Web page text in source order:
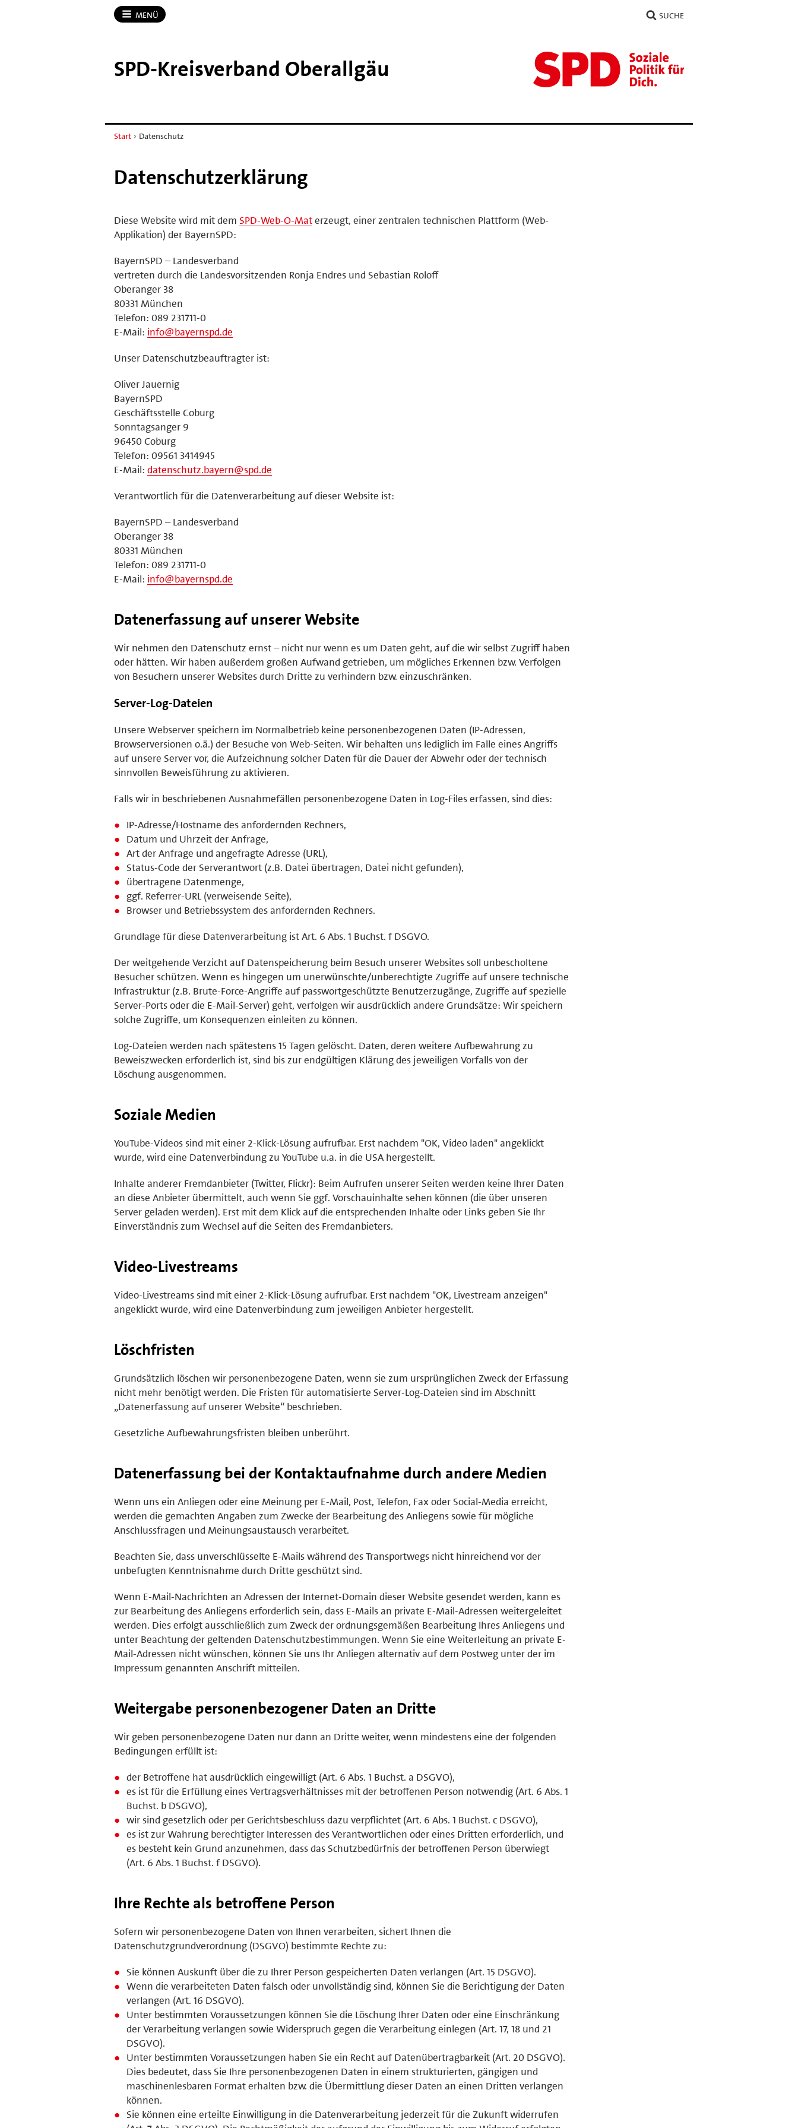
MENÜ SUCHE
SPD-​Kreisverband Oberallgäu
Start › Datenschutz
Datenschutzerklärung
Diese Website wird mit dem SPD-Web-O-Materzeugt, einer zentralen technischen Plattform (Web-
Applikation) der BayernSPD:
BayernSPD – Landesverband
vertreten durch die Landesvorsitzenden Ronja Endres und Sebastian Roloff
Oberanger 38
80331 München
Telefon: 089 231711-0
E-Mail: info@bayernspd.de
Unser Datenschutzbeauftragter ist:
Oliver Jauernig
BayernSPD
Geschäftsstelle Coburg
Sonntagsanger 9
96450 Coburg
Telefon: 09561 3414945
E-Mail: datenschutz.bayern@spd.de
Verantwortlich für die Datenverarbeitung auf dieser Website ist:
BayernSPD – Landesverband
Oberanger 38
80331 München
Telefon: 089 231711-0
E-Mail: info@bayernspd.de
Datenerfassung auf unserer Website
Wir nehmen den Datenschutz ernst – nicht nur wenn es um Daten geht, auf die wir selbst Zugriff haben
oder hätten. Wir haben außerdem großen Aufwand getrieben, um mögliches Erkennen bzw. Verfolgen
von Besuchern unserer Websites durch Dritte zu verhindern bzw. einzuschränken.
Server-Log-Dateien
Unsere Webserver speichern im Normalbetrieb keine personenbezogenen Daten (IP-Adressen,
Browserversionen o.ä.) der Besuche von Web-Seiten. Wir behalten uns lediglich im Falle eines Angriffs
auf unsere Server vor, die Aufzeichnung solcher Daten für die Dauer der Abwehr oder der technisch
sinnvollen Beweisführung zu aktivieren.
Falls wir in beschriebenen Ausnahmefällen personenbezogene Daten in Log-Files erfassen, sind dies:
IP-Adresse/Hostname des anfordernden Rechners,
Datum und Uhrzeit der Anfrage,
Art der Anfrage und angefragte Adresse (URL),
Status-Code der Serverantwort (z.B. Datei übertragen, Datei nicht gefunden),
übertragene Datenmenge,
ggf. Referrer-URL (verweisende Seite),
Browser und Betriebssystem des anfordernden Rechners.
Grundlage für diese Datenverarbeitung ist Art. 6 Abs. 1 Buchst. f DSGVO.
Der weitgehende Verzicht auf Datenspeicherung beim Besuch unserer Websites soll unbescholtene
Besucher schützen. Wenn es hingegen um unerwünschte/unberechtigte Zugriffe auf unsere technische
Infrastruktur (z.B. Brute-Force-Angriffe auf passwortgeschützte Benutzerzugänge, Zugriffe auf spezielle
Server-Ports oder die E-Mail-Server) geht, verfolgen wir ausdrücklich andere Grundsätze: Wir speichern
solche Zugriffe, um Konsequenzen einleiten zu können.
Log-Dateien werden nach spätestens 15 Tagen gelöscht. Daten, deren weitere Aufbewahrung zu
Beweiszwecken erforderlich ist, sind bis zur endgültigen Klärung des jeweiligen Vorfalls von der
Löschung ausgenommen.
Soziale Medien
YouTube-Videos sind mit einer 2-Klick-Lösung aufrufbar. Erst nachdem "OK, Video laden" angeklickt
wurde, wird eine Datenverbindung zu YouTube u.a. in die USA hergestellt.
Inhalte anderer Fremdanbieter (Twitter, Flickr): Beim Aufrufen unserer Seiten werden keine Ihrer Daten
an diese Anbieter übermittelt, auch wenn Sie ggf. Vorschauinhalte sehen können (die über unseren
Server geladen werden). Erst mit dem Klick auf die entsprechenden Inhalte oder Links geben Sie Ihr
Einverständnis zum Wechsel auf die Seiten des Fremdanbieters.
Video-Livestreams
Video-Livestreams sind mit einer 2-Klick-Lösung aufrufbar. Erst nachdem "OK, Livestream anzeigen"
angeklickt wurde, wird eine Datenverbindung zum jeweiligen Anbieter hergestellt.
Löschfristen
Grundsätzlich löschen wir personenbezogene Daten, wenn sie zum ursprünglichen Zweck der Erfassung
nicht mehr benötigt werden. Die Fristen für automatisierte Server-Log-Dateien sind im Abschnitt
„Datenerfassung auf unserer Website“ beschrieben.
Gesetzliche Aufbewahrungsfristen bleiben unberührt.
Datenerfassung bei der Kontaktaufnahme durch andere Medien
Wenn uns ein Anliegen oder eine Meinung per E-Mail, Post, Telefon, Fax oder Social-Media erreicht,
werden die gemachten Angaben zum Zwecke der Bearbeitung des Anliegens sowie für mögliche
Anschlussfragen und Meinungsaustausch verarbeitet.
Beachten Sie, dass unverschlüsselte E-Mails während des Transportwegs nicht hinreichend vor der
unbefugten Kenntnisnahme durch Dritte geschützt sind.
Wenn E-Mail-Nachrichten an Adressen der Internet-Domain dieser Website gesendet werden, kann es
zur Bearbeitung des Anliegens erforderlich sein, dass E-Mails an private E-Mail-Adressen weitergeleitet
werden. Dies erfolgt ausschließlich zum Zweck der ordnungsgemäßen Bearbeitung Ihres Anliegens und
unter Beachtung der geltenden Datenschutzbestimmungen. Wenn Sie eine Weiterleitung an private E-
Mail-Adressen nicht wünschen, können Sie uns Ihr Anliegen alternativ auf dem Postweg unter der im
Impressum genannten Anschrift mitteilen.
Weitergabe personenbezogener Daten an Dritte
Wir geben personenbezogene Daten nur dann an Dritte weiter, wenn mindestens eine der folgenden
Bedingungen erfüllt ist:
der Betroffene hat ausdrücklich eingewilligt (Art. 6 Abs. 1 Buchst. a DSGVO),
es ist für die Erfüllung eines Vertragsverhältnisses mit der betroffenen Person notwendig (Art. 6 Abs. 1
Buchst. b DSGVO),
wir sind gesetzlich oder per Gerichtsbeschluss dazu verpflichtet (Art. 6 Abs. 1 Buchst. c DSGVO),
es ist zur Wahrung berechtigter Interessen des Verantwortlichen oder eines Dritten erforderlich, und
es besteht kein Grund anzunehmen, dass das Schutzbedürfnis der betroffenen Person überwiegt
(Art. 6 Abs. 1 Buchst. f DSGVO).
Ihre Rechte als betroffene Person
Sofern wir personenbezogene Daten von Ihnen verarbeiten, sichert Ihnen die
Datenschutzgrundverordnung (DSGVO) bestimmte Rechte zu:
Sie können Auskunft über die zu Ihrer Person gespeicherten Daten verlangen (Art. 15 DSGVO).
Wenn die verarbeiteten Daten falsch oder unvollständig sind, können Sie die Berichtigung der Daten
verlangen (Art. 16 DSGVO).
Unter bestimmten Voraussetzungen können Sie die Löschung Ihrer Daten oder eine Einschränkung
der Verarbeitung verlangen sowie Widerspruch gegen die Verarbeitung einlegen (Art. 17, 18 und 21
DSGVO).
Unter bestimmten Voraussetzungen haben Sie ein Recht auf Datenübertragbarkeit (Art. 20 DSGVO).
Dies bedeutet, dass Sie Ihre personenbezogenen Daten in einem strukturierten, gängigen und
maschinenlesbaren Format erhalten bzw. die Übermittlung dieser Daten an einen Dritten verlangen
können.
Sie können eine erteilte Einwilligung in die Datenverarbeitung jederzeit für die Zukunft widerrufen